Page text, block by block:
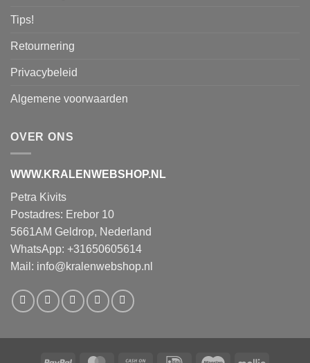
Tips!
Retournering
Privacybeleid
Algemene voorwaarden
OVER ONS
WWW.KRALENWEBSHOP.NL
Petra Kivits
Postadres: Erebor 10
5661AM Geldrop, Nederland
WhatsApp: +31650605614
Mail: info@kralenwebshop.nl